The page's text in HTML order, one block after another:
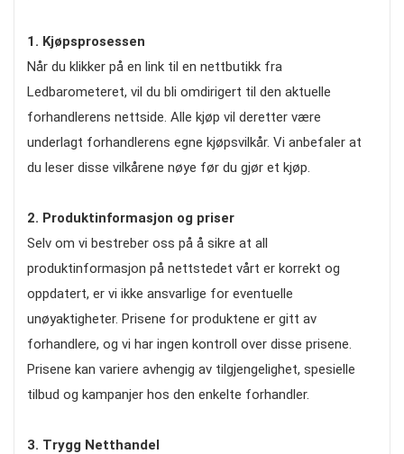
1. Kjøpsprosessen
Når du klikker på en link til en nettbutikk fra
Ledbarometeret, vil du bli omdirigert til den aktuelle
forhandlerens nettside. Alle kjøp vil deretter være
underlagt forhandlerens egne kjøpsvilkår. Vi anbefaler at
du leser disse vilkårene nøye før du gjør et kjøp.
2. Produktinformasjon og priser
Selv om vi bestreber oss på å sikre at all
produktinformasjon på nettstedet vårt er korrekt og
oppdatert, er vi ikke ansvarlige for eventuelle
unøyaktigheter. Prisene for produktene er gitt av
forhandlere, og vi har ingen kontroll over disse prisene.
Prisene kan variere avhengig av tilgjengelighet, spesielle
tilbud og kampanjer hos den enkelte forhandler.
3. Trygg Netthandel